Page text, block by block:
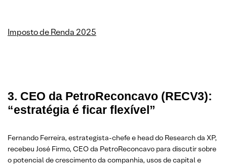
Imposto de Renda 2025
3. CEO da PetroReconcavo (RECV3):
“estratégia é ficar flexível”
Fernando Ferreira, estrategista-chefe e head do Research da XP,
recebeu José Firmo, CEO da PetroReconcavo para discutir sobre
o potencial de crescimento da companhia, usos de capital e